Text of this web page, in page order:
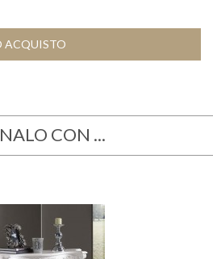
ACQUISTO
CON ...